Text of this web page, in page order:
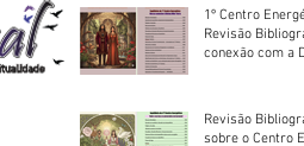
1º Centro
Revisão
conexão com a
Revisão
sobre o Centro